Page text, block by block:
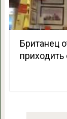
Британец